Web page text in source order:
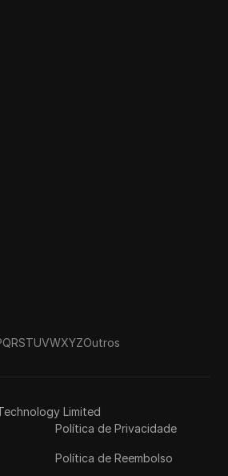
QRSTUVWXYZOutros
Limited
Política de Privacidade
Política de Reembolso